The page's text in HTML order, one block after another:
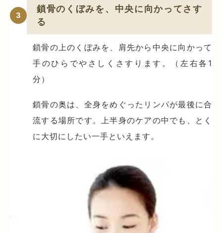
3
鎖骨のくぼみを、中央に向かってさす
る
鎖骨の上のくぼみを、肩先から中央に向かって
手のひらでやさしくさすります。（左右各1
分）
鎖骨の奥は、全身をめぐったリンパが最後に合
流する場所です。上半身のケアの中でも、とく
に大切にしたい一手といえます。